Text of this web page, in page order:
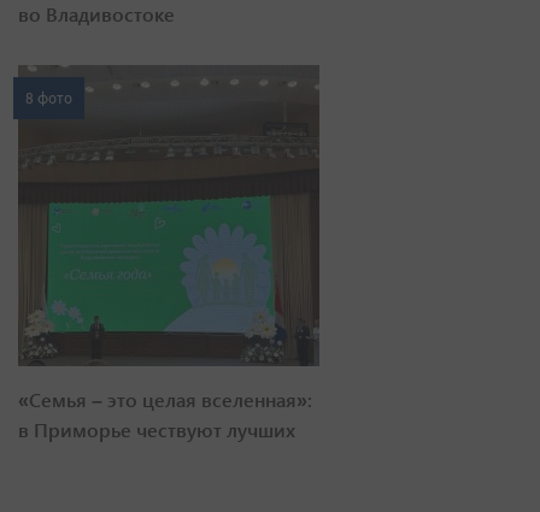
во Владивостоке
8 фото
«Семья – это целая вселенная»:
в Приморье чествуют лучших